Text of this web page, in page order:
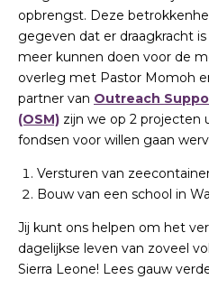
opbrengst. Deze
gegeven dat er draagkracht
meer kunnen doen voor de
overleg met Pastor Momoh
partner van Outreach
(OSM) zijn we op 2 projecten
fondsen voor willen gaan
Versturen van
Bouw van een school in
Jij kunt ons helpen om het
dagelijkse leven van zoveel
Sierra Leone! Lees gauw